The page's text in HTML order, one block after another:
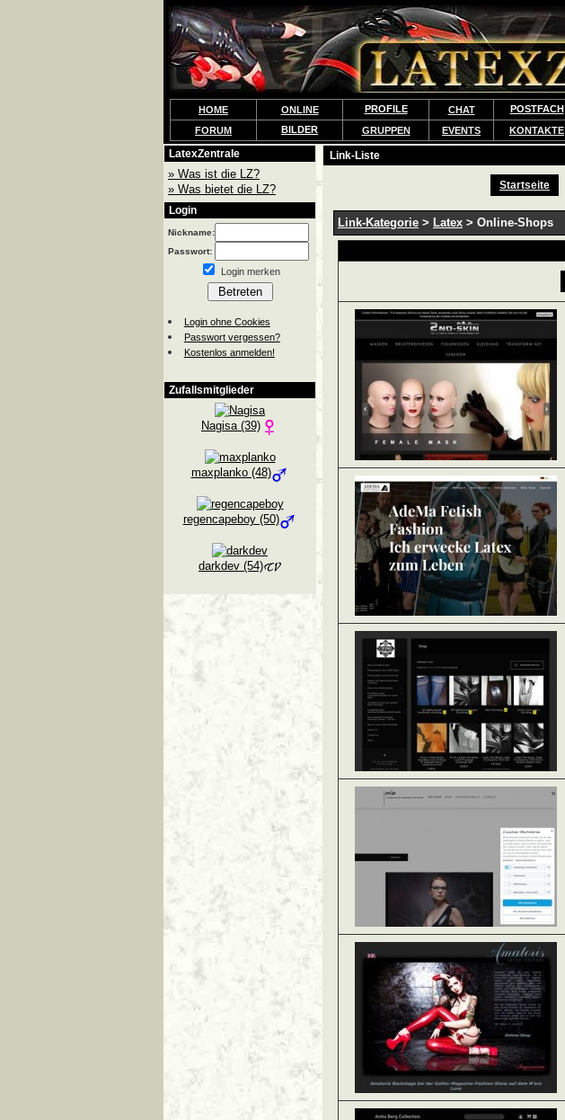
HOME ONLINE PROFILE CHAT POSTFACH
FORUM
BILDER GRUPPEN EVENTS KONTAKTE
LatexZentrale
» Was ist die LZ?
» Was bietet die LZ?
Login
Nickname:
Passwort:
Login merken
Login ohne Cookies
Passwort vergessen?
Kostenlos anmelden!
Zufallsmitglieder
Nagisa (39)
maxplanko (48)
regencapeboy (50)
darkdev (54)
Link-Liste
Startseite
Link-Kategorie > Latex > Online-Shops